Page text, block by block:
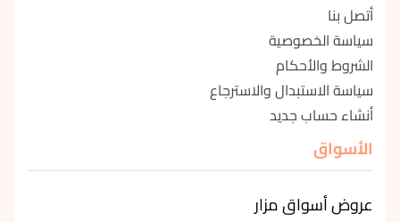
أتصل بنا
سياسة الخصوصية
الشروط والأحكام
سياسة الاستبدال والاسترجاع
أنشاء حساب جديد
الأسواق
عروض أسواق مزار